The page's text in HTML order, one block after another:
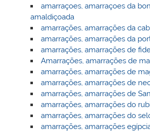
amarraçoes, amarraçoes da
amaldiçoada
amarrações, amarrações da
amarrações, amarrações da
amarrações, amarrações de
Amarrações, amarrações de
amarrações, amarrações de
amarrações, amarrações de
amarrações, amarrações de
amarrações, amarrações do
amarrações, amarrações do
amarrações, amarrações